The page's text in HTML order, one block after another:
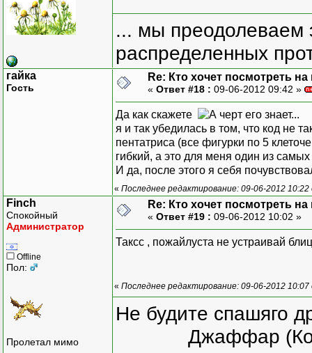
... мы преодолеваем
распределенных
гайка
Гость
Re: Кто хочет посмотреть
« Ответ #18 : 09-06-2012 09:42 »
Да как скажете
я и так убедилась в том, что код не
пентатриса (все фигурки по 5
гибкий, а это для меня один из
И да, после этого я себя
« Последнее редактирование: 09-06-2012
Finch
Спокойный
Администратор
Offline
Пол:
Пролетал мимо
Re: Кто хочет посмотреть
« Ответ #19 : 09-06-2012 10:02 »
Таксс , пожайлуста не устраивай
« Последнее редактирование: 09-06-2012
Не будите спашяго
Джаффар